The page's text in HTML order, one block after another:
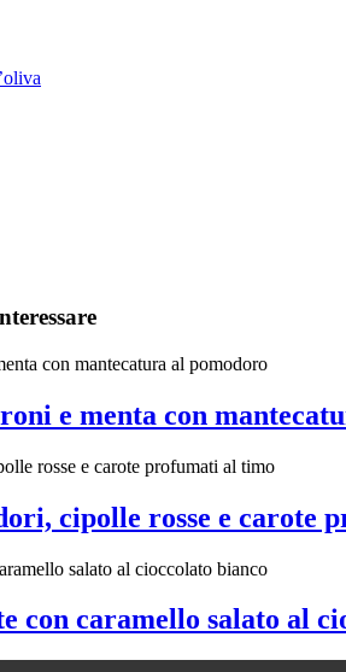
e menta con
cipolle rosse e carote
con caramello salato al